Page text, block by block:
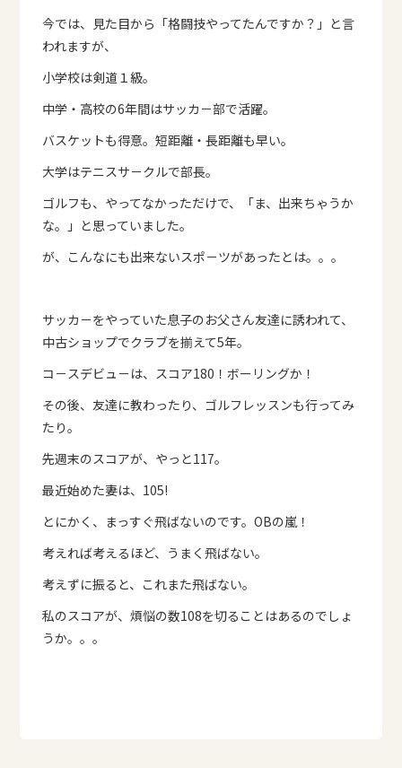
今では、見た目から「格闘技やってたんですか？」と言
われますが、
小学校は剣道１級。
中学・高校の6年間はサッカ－部で活躍。
バスケットも得意。短距離・長距離も早い。
大学はテニスサ－クルで部長。
ゴルフも、やってなかっただけで、「ま、出来ちゃうか
な。」と思っていました。
が、こんなにも出来ないスポ－ツがあったとは。。。
サッカ－をやっていた息子のお父さん友達に誘われて、
中古ショップでクラブを揃えて5年。
コ－スデビュ－は、スコア180！ボーリングか！
その後、友達に教わったり、ゴルフレッスンも行ってみ
たり。
先週末のスコアが、やっと117。
最近始めた妻は、105!
とにかく、まっすぐ飛ばないのです。OBの嵐！
考えれば考えるほど、うまく飛ばない。
考えずに振ると、これまた飛ばない。
私のスコアが、煩悩の数108を切ることはあるのでしょ
うか。。。